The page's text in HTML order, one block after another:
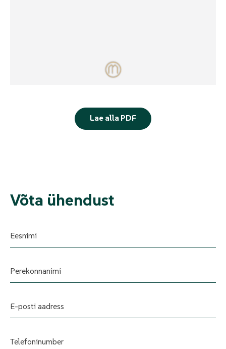
Lae alla PDF
Võta ühendust
Eesnimi
Perekonnanimi
E-posti aadress
Telefoninumber